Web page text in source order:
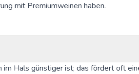
mit Premiumweinen haben.
Hals günstiger ist; das fördert oft